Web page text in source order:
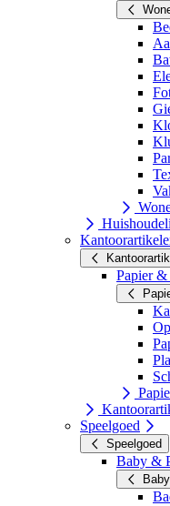
Papier
Speelgoed
Speelgoed
Baby &